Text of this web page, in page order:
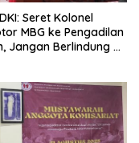
Seret Kolonel
MBG ke Pengadilan
Jangan Berlindung di